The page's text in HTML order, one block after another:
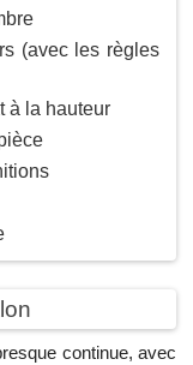
(avec les règles
à la hauteur
continue, avec